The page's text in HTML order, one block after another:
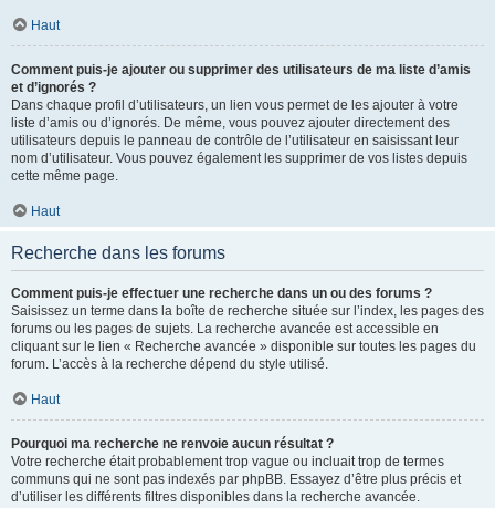
Haut
Comment puis-je ajouter ou supprimer des utilisateurs de ma liste d’amis
et d’ignorés ?
Dans chaque profil d’utilisateurs, un lien vous permet de les ajouter à votre
liste d’amis ou d’ignorés. De même, vous pouvez ajouter directement des
utilisateurs depuis le panneau de contrôle de l’utilisateur en saisissant leur
nom d’utilisateur. Vous pouvez également les supprimer de vos listes depuis
cette même page.
Haut
Recherche dans les forums
Comment puis-je effectuer une recherche dans un ou des forums ?
Saisissez un terme dans la boîte de recherche située sur l’index, les pages des
forums ou les pages de sujets. La recherche avancée est accessible en
cliquant sur le lien « Recherche avancée » disponible sur toutes les pages du
forum. L’accès à la recherche dépend du style utilisé.
Haut
Pourquoi ma recherche ne renvoie aucun résultat ?
Votre recherche était probablement trop vague ou incluait trop de termes
communs qui ne sont pas indexés par phpBB. Essayez d’être plus précis et
d’utiliser les différents filtres disponibles dans la recherche avancée.